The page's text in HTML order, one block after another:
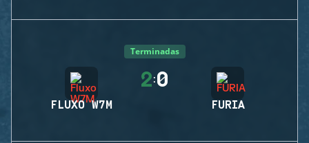
Terminadas
FLUXO W7M
2:0
FURIA